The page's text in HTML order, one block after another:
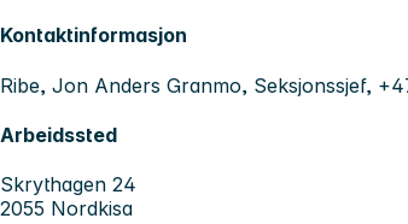
Kontaktinformasjon
Ribe, Jon Anders Granmo, Seksjonssjef,
Arbeidssted
Skrythagen 24
2055 Nordkisa